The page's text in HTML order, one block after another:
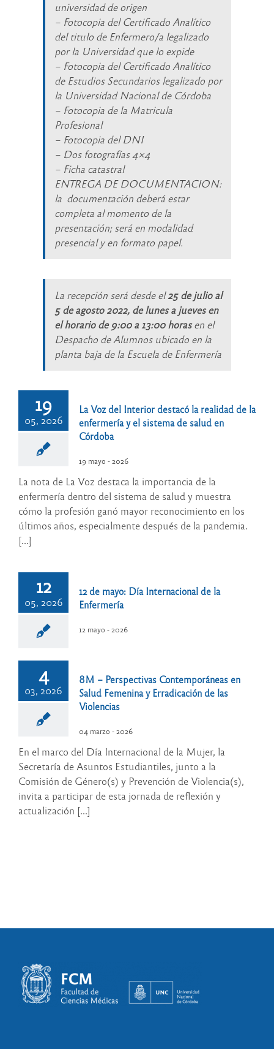
universidad de origen
– Fotocopia del Certificado Analítico
del titulo de Enfermero/a legalizado
por la Universidad que lo expide
– Fotocopia del Certificado Analítico
de Estudios Secundarios legalizado por
la Universidad Nacional de Córdoba
– Fotocopia de la Matricula
Profesional
– Fotocopia del DNI
– Dos fotografías 4×4
– Ficha catastral
ENTREGA DE DOCUMENTACION:
la documentación deberá estar
completa al momento de la
presentación; será en modalidad
presencial y en formato papel.
La recepción será desde el25 de julio al
5 de agosto 2022, de lunes a jueves en
el horario de 9:00 a 13:00 horasen el
Despacho de Alumnos ubicado en la
planta baja de la Escuela de Enfermería
19
05, 2026
La Voz del Interior destacó la realidad de la
enfermería y el sistema de salud en
Córdoba
19 mayo - 2026
La nota de La Voz destaca la importancia de la
enfermería dentro del sistema de salud y muestra
cómo la profesión ganó mayor reconocimiento en los
últimos años, especialmente después de la pandemia.
[...]
12
05, 2026
12 de mayo: Día Internacional de la
Enfermería
12 mayo - 2026
4
03, 2026
8M – Perspectivas Contemporáneas en
Salud Femenina y Erradicación de las
Violencias
04 marzo - 2026
En el marco del Día Internacional de la Mujer, la
Secretaría de Asuntos Estudiantiles, junto a la
Comisión de Género(s) y Prevención de Violencia(s),
invita a participar de esta jornada de reflexión y
actualización [...]